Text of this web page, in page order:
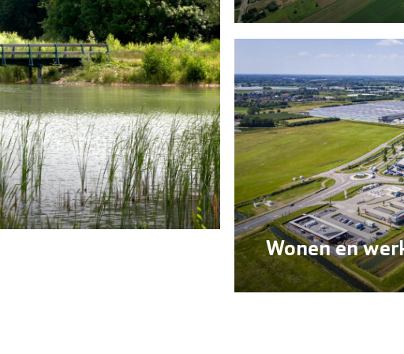
Wonen en